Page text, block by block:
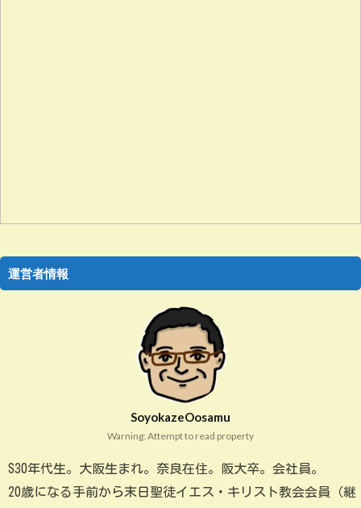
運営者情報
SoyokazeOosamu
Warning: Attempt to read property
S30年代生。大阪生まれ。奈良在住。阪大卒。会社員。
20歳になる手前から末日聖徒イエス・キリスト教会会員（継